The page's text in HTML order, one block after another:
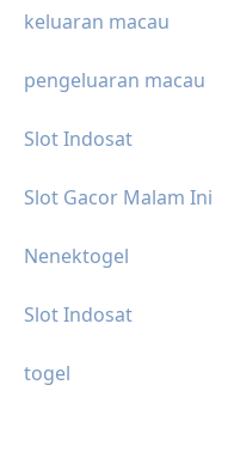
keluaran macau
pengeluaran macau
Slot Indosat
Slot Gacor Malam Ini
Nenektogel
Slot Indosat
togel